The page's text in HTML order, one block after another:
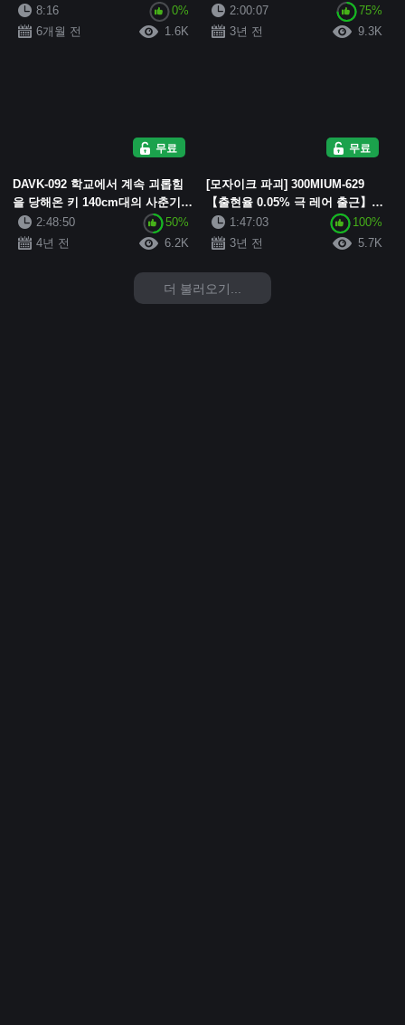
아왔습니다. 170cm의 키에 2000년
대 최고급 미녀 [샤오솽]의 검은 스
8:16
0%
6개월 전
1.6K
의 꽃 Gcup 슬림 미녀가 에로스 방
출시키는 궁극의 오르가즘 FUCK
2:00:07
75%
3년 전
9.3K
무료
DAVK-092 학교에서 계속 괴롭힘
을 당해온 키 140cm대의 사춘기
꼬마 육체를 중년의 거시기 꼬챙이
목구멍 보코이 라마 질식 절정 오
2:48:50
50%
4년 전
6.2K
무료
[모자이크 파괴] 300MIUM-629
【출현율 0.05% 극 레어 출근】초
고급 미녀 댄스 강사를 그녀로 대
여! 유혹해서 원래는 금지된 에로
1:47:03
100%
3년 전
5.7K
더 불러오기...